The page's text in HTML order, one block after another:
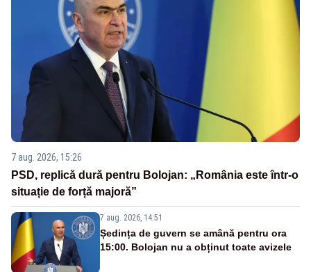
7 aug. 2026, 15:26
PSD, replică dură pentru Bolojan: „România este într-o
situație de forță majoră”
7 aug. 2026, 14:51
Ședința de guvern se amână pentru ora
15:00. Bolojan nu a obținut toate avizele